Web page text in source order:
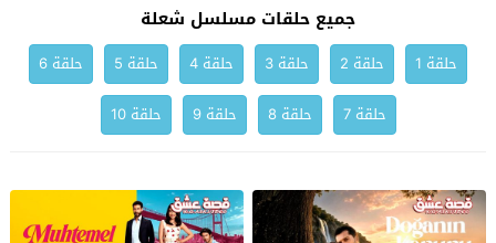
جميع حلقات مسلسل شعلة
حلقة 1 حلقة 2 حلقة 3 حلقة 4 حلقة 5
حلقة 6
حلقة 7
حلقة 8 حلقة 9 حلقة 10